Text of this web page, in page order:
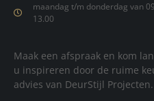
maandag t/m donderdag van
13.00
Maak een afspraak en kom
u inspireren door de ruime
advies van DeurStijl Projecten.